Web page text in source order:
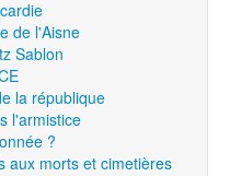
de l'Aisne
Sablon
la république
l'armistice
?
aux morts et cimetières